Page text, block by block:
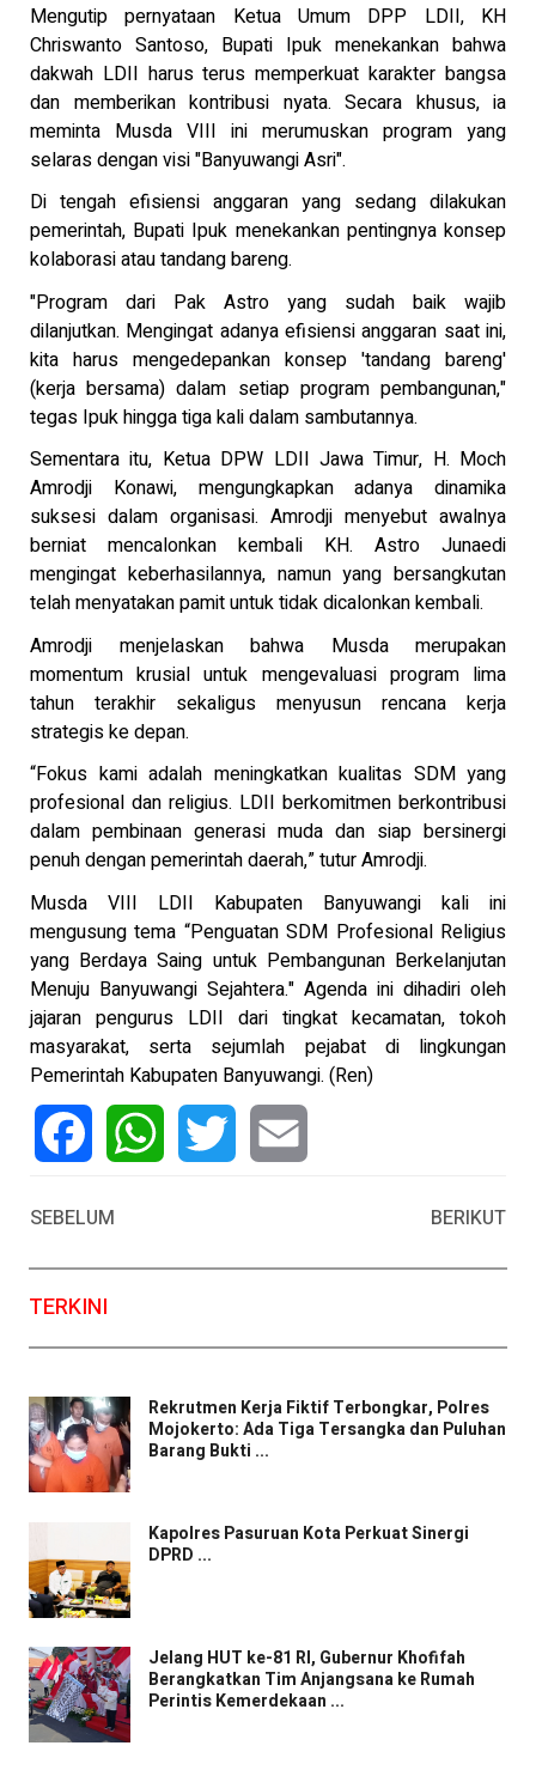
Mengutip pernyataan Ketua Umum DPP LDII, KH
Chriswanto Santoso, Bupati Ipuk menekankan bahwa
dakwah LDII harus terus memperkuat karakter bangsa
dan memberikan kontribusi nyata. Secara khusus, ia
meminta Musda VIII ini merumuskan program yang
selaras dengan visi "Banyuwangi Asri".
Di tengah efisiensi anggaran yang sedang dilakukan
pemerintah, Bupati Ipuk menekankan pentingnya konsep
kolaborasi atau tandang bareng.
"Program dari Pak Astro yang sudah baik wajib
dilanjutkan. Mengingat adanya efisiensi anggaran saat ini,
kita harus mengedepankan konsep 'tandang bareng'
(kerja bersama) dalam setiap program pembangunan,"
tegas Ipuk hingga tiga kali dalam sambutannya.
Sementara itu, Ketua DPW LDII Jawa Timur, H. Moch
Amrodji Konawi, mengungkapkan adanya dinamika
suksesi dalam organisasi. Amrodji menyebut awalnya
berniat mencalonkan kembali KH. Astro Junaedi
mengingat keberhasilannya, namun yang bersangkutan
telah menyatakan pamit untuk tidak dicalonkan kembali.
Amrodji menjelaskan bahwa Musda merupakan
momentum krusial untuk mengevaluasi program lima
tahun terakhir sekaligus menyusun rencana kerja
strategis ke depan.
“Fokus kami adalah meningkatkan kualitas SDM yang
profesional dan religius. LDII berkomitmen berkontribusi
dalam pembinaan generasi muda dan siap bersinergi
penuh dengan pemerintah daerah,” tutur Amrodji.
Musda VIII LDII Kabupaten Banyuwangi kali ini
mengusung tema “Penguatan SDM Profesional Religius
yang Berdaya Saing untuk Pembangunan Berkelanjutan
Menuju Banyuwangi Sejahtera." Agenda ini dihadiri oleh
jajaran pengurus LDII dari tingkat kecamatan, tokoh
masyarakat, serta sejumlah pejabat di lingkungan
Pemerintah Kabupaten Banyuwangi. (Ren)
SEBELUM
BERIKUT
TERKINI
Rekrutmen Kerja Fiktif Terbongkar, Polres
Mojokerto: Ada Tiga Tersangka dan Puluhan
Barang Bukti ...
Kapolres Pasuruan Kota Perkuat Sinergi
DPRD ...
Jelang HUT ke-81 RI, Gubernur Khofifah
Berangkatkan Tim Anjangsana ke Rumah
Perintis Kemerdekaan ...